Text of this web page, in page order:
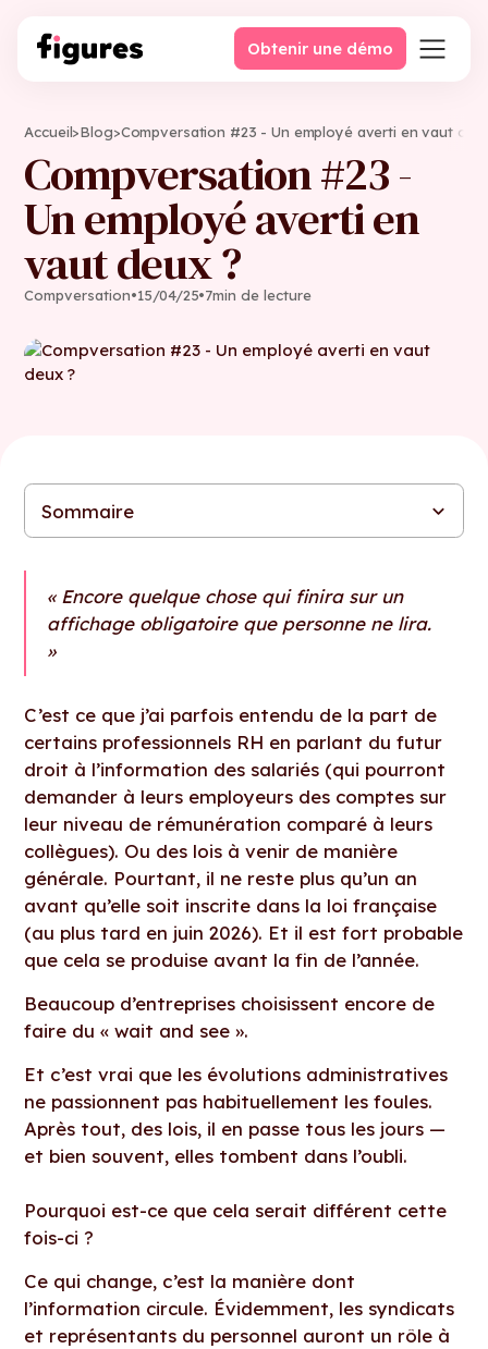
Obtenir une démo
Accueil>Blog>Compversation #23 - Un employé averti en vaut
Compversation #23 -
Un employé averti en
vaut deux ?
Compversation•15/04/25•7min de lecture
Sommaire
« Encore quelque chose qui finira sur un
affichage obligatoire que personne ne lira.
»
C’est ce que j’ai parfois entendu de la part de
certains professionnels RH en parlant du futur
droit à l’information des salariés (qui pourront
demander à leurs employeurs des comptes sur
leur niveau de rémunération comparé à leurs
collègues). Ou des lois à venir de manière
générale. Pourtant, il ne reste plus qu’un an
avant qu’elle soit inscrite dans la loi française
(au plus tard en juin 2026). Et il est fort probable
que cela se produise avant la fin de l’année.
Beaucoup d’entreprises choisissent encore de
faire du « wait and see ».
Et c’est vrai que les évolutions administratives
ne passionnent pas habituellement les foules.
Après tout, des lois, il en passe tous les jours —
et bien souvent, elles tombent dans l’oubli.
Pourquoi est-ce que cela serait différent cette
fois-ci ?
Ce qui change, c’est la manière dont
l’information circule. Évidemment, les syndicats
et représentants du personnel auront un rôle à